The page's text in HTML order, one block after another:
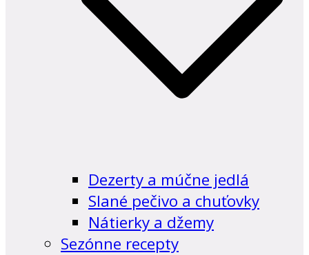
Dezerty a múčne jedlá
Slané pečivo a chuťovky
Nátierky a džemy
Sezónne recepty